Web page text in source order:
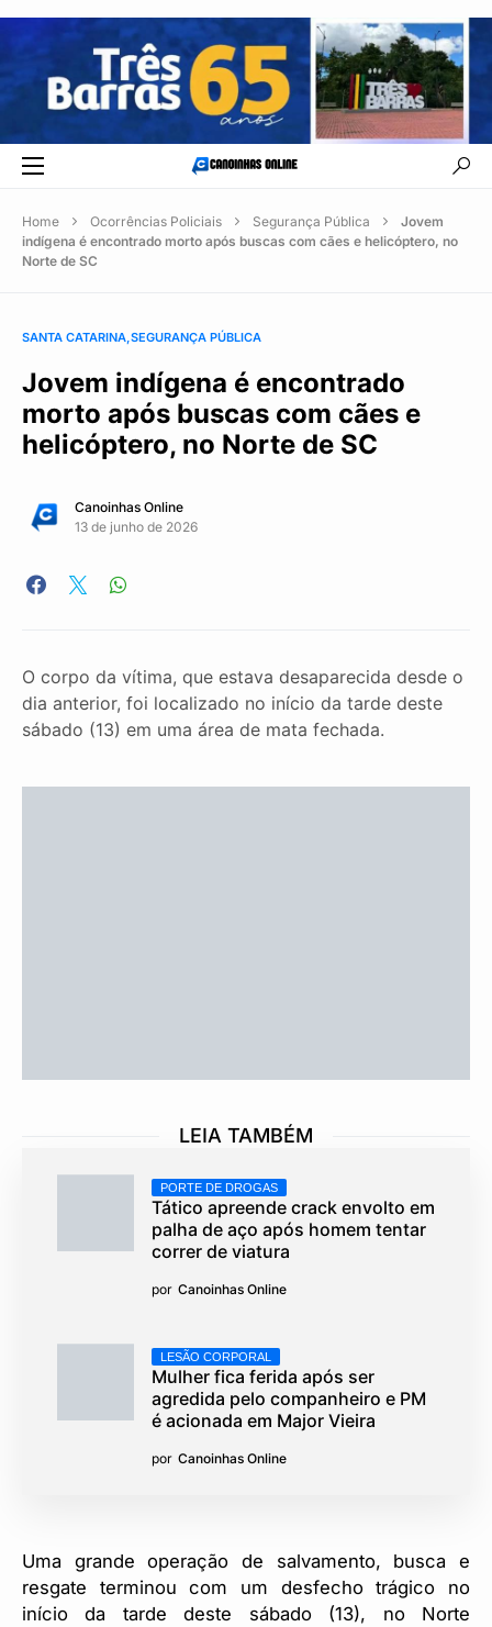
Home Ocorrências Policiais Segurança Pública
Jovem
indígena é encontrado morto após buscas com cães e helicóptero, no
Norte de SC
SANTA CATARINA SEGURANÇA PÚBLICA
Jovem indígena é encontrado
morto após buscas com cães e
helicóptero, no Norte de SC
Canoinhas Online
13 de junho de 2026
O corpo da vítima, que estava desaparecida desde o
dia anterior, foi localizado no início da tarde deste
sábado (13) em uma área de mata fechada.
LEIA TAMBÉM
PORTE DE DROGAS
Tático apreende crack envolto em
palha de aço após homem tentar
correr de viatura
por Canoinhas Online
LESÃO CORPORAL
Mulher fica ferida após ser
agredida pelo companheiro e PM
é acionada em Major Vieira
por Canoinhas Online
Uma grande operação de salvamento, busca e
resgate terminou com um desfecho trágico no
início da tarde deste sábado (13), no Norte